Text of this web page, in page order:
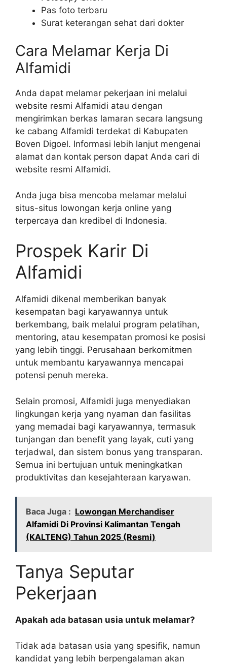
Pas foto terbaru
Surat keterangan sehat dari dokter
Cara Melamar Kerja Di
Alfamidi
Anda dapat melamar pekerjaan ini melalui
website resmi Alfamidi atau dengan
mengirimkan berkas lamaran secara langsung
ke cabang Alfamidi terdekat di Kabupaten
Boven Digoel. Informasi lebih lanjut mengenai
alamat dan kontak person dapat Anda cari di
website resmi Alfamidi.
Anda juga bisa mencoba melamar melalui
situs-situs lowongan kerja online yang
terpercaya dan kredibel di Indonesia.
Prospek Karir Di
Alfamidi
Alfamidi dikenal memberikan banyak
kesempatan bagi karyawannya untuk
berkembang, baik melalui program pelatihan,
mentoring, atau kesempatan promosi ke posisi
yang lebih tinggi. Perusahaan berkomitmen
untuk membantu karyawannya mencapai
potensi penuh mereka.
Selain promosi, Alfamidi juga menyediakan
lingkungan kerja yang nyaman dan fasilitas
yang memadai bagi karyawannya, termasuk
tunjangan dan benefit yang layak, cuti yang
terjadwal, dan sistem bonus yang transparan.
Semua ini bertujuan untuk meningkatkan
produktivitas dan kesejahteraan karyawan.
Baca Juga : Lowongan Merchandiser
Alfamidi Di Provinsi Kalimantan Tengah
(KALTENG) Tahun 2025 (Resmi)
Tanya Seputar
Pekerjaan
Apakah ada batasan usia untuk melamar?
Tidak ada batasan usia yang spesifik, namun
kandidat yang lebih berpengalaman akan